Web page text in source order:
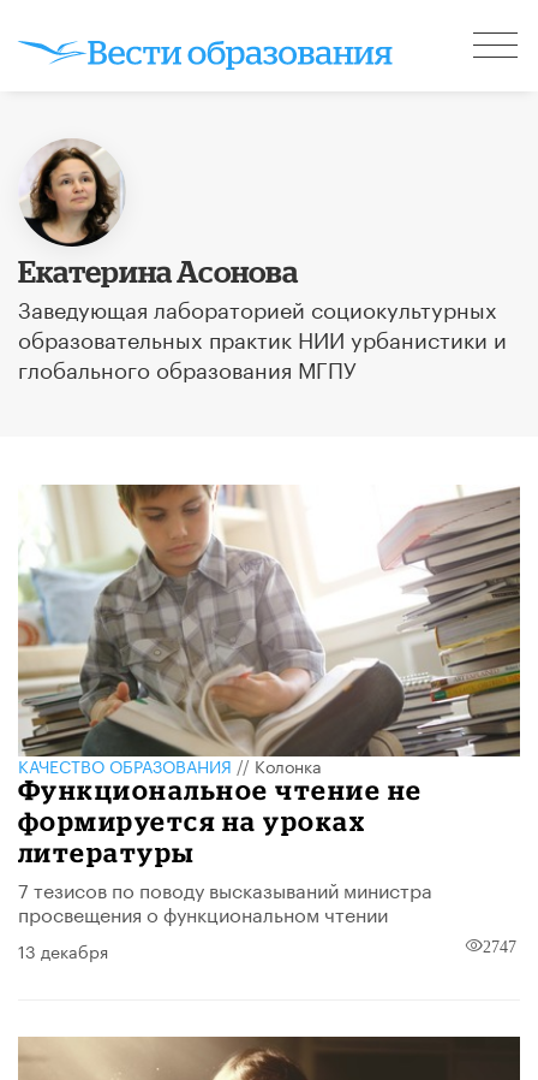
Екатерина Асонова
Заведующая лабораторией социокультурных
образовательных практик НИИ урбанистики и
глобального образования МГПУ
КАЧЕСТВО ОБРАЗОВАНИЯ//Колонка
Функциональное чтение не
формируется на уроках
литературы
7 тезисов по поводу высказываний министра
просвещения о функциональном чтении
13 декабря 2747